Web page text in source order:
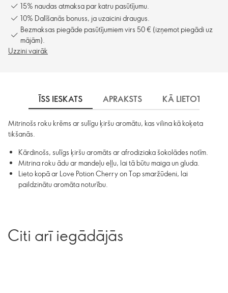
15% naudas atmaksa par katru pasūtījumu.
10% Dalīšanās bonuss, ja uzaicini draugus.
Bezmaksas piegāde pasūtījumiem virs 50 € (izņemot piegādi uz
mājām).
Uzzini vairāk
ĪSS IESKATS APRAKSTS KĀ LIETOT
Mitrinošs roku krēms ar sulīgu ķiršu aromātu, kas vilina kā koķeta
tikšanās.
Kārdinošs, sulīgs ķiršu aromāts ar afrodiziaka šokolādes notīm.
Mitrina roku ādu ar mandeļu eļļu, lai tā būtu maiga un gluda.
Lieto kopā ar Love Potion Cherry on Top smaržūdeni, lai
paildzinātu aromāta noturību.
Citi arī iegādājās